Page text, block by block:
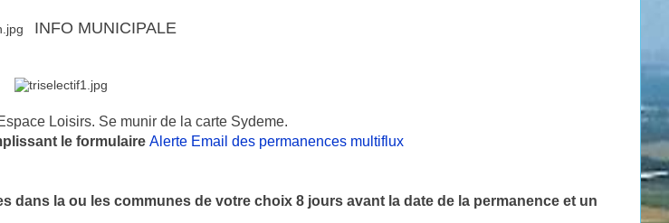
INFO MUNICIPALE
Loisirs. Se munir de la carte Sydeme.
le formulaire Alerte Email des permanences multiflux
dans la ou les communes de votre choix 8 jours avant la date de la permanence et un